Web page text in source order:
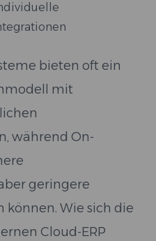
bieten oft ein
mit
während On-
geringere
können. Wie sich die
Cloud-ERP